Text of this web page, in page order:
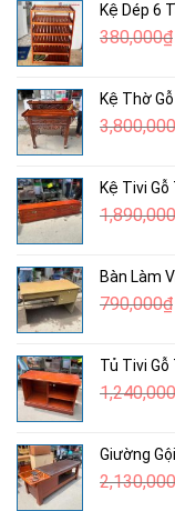
Kệ Dép 6
380,000₫
Kệ Thờ
3,800,000
Kệ Tivi
1,890,000
Bàn Làm
790,000₫
Tủ Tivi Gỗ
1,240,000
Giường
2,130,000